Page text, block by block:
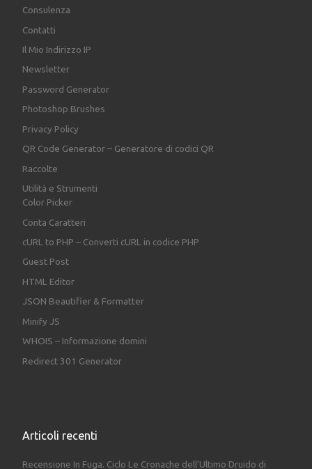
Consulenza
Contatti
Il Mio Indirizzo IP
Newsletter
Password Generator
Photoshop Brushes
Privacy Policy
QR Code Generator – Generatore di codici QR
Raccolte
Utilità e Strumenti
Color Picker
Conta Caratteri
cURL to PHP – Converti cURL in codice PHP
Guest Post
HTML Editor
JSON Beautifier & Formatter
Minify JS
WHOIS – Informazione domini
Redirect 301 Generator
Articoli recenti
Recensione In Fuga. Ciclo Le Cronache dell’Ultimo Druido di